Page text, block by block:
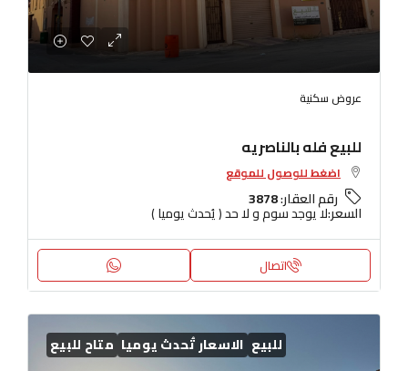
عروض سكنية
للبيع فله بالناصريه
اضغط للوصول للموقع
رقم العقار:3878
السعر:لا يوجد سوم و لا حد ( يُحدث يوميا )
اتصال
للبيع الاسعار تُحدث يوميا متاح للبيع